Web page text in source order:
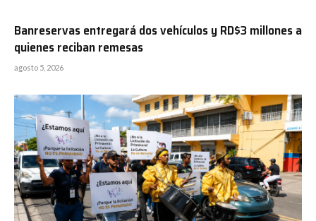
Banreservas entregará dos vehículos y RD$3 millones a
quienes reciban remesas
agosto 5, 2026